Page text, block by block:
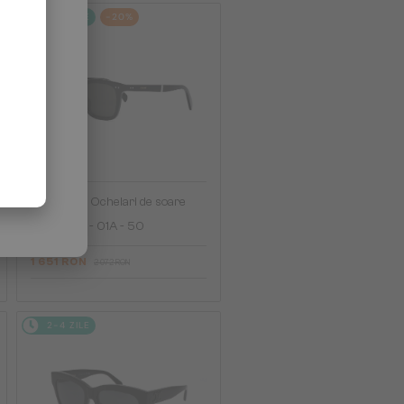
-20%
Celine
Ochelari de soare
CL40247I - 01A - 50
1 651 RON
2-4 ZILE